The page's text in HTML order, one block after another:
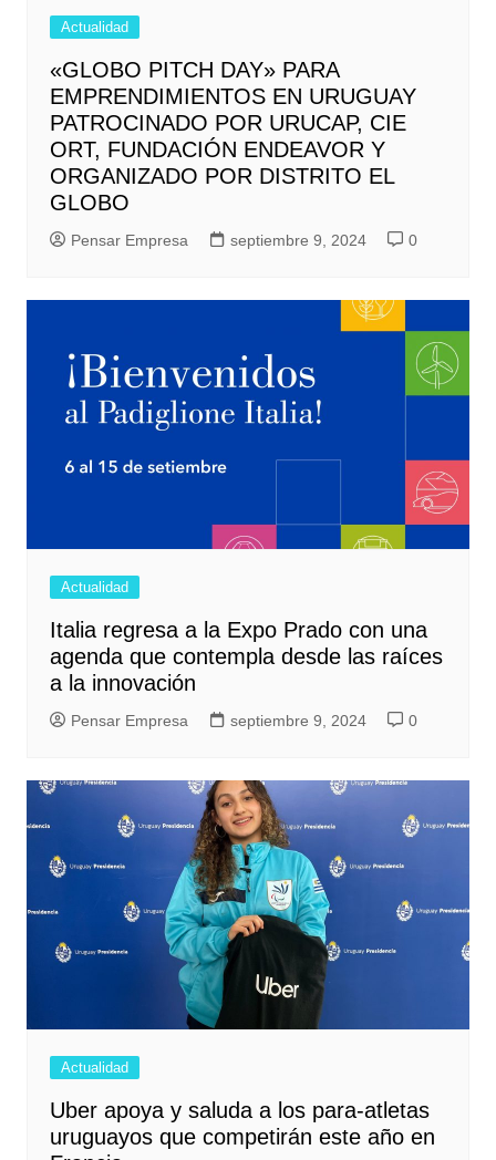
Actualidad
«GLOBO PITCH DAY» PARA
EMPRENDIMIENTOS EN URUGUAY
PATROCINADO POR URUCAP, CIE
ORT, FUNDACIÓN ENDEAVOR Y
ORGANIZADO POR DISTRITO EL
GLOBO
Pensar Empresa septiembre 9, 2024 0
Actualidad
Italia regresa a la Expo Prado con una
agenda que contempla desde las raíces
a la innovación
Pensar Empresa septiembre 9, 2024 0
Actualidad
Uber apoya y saluda a los para-atletas
uruguayos que competirán este año en